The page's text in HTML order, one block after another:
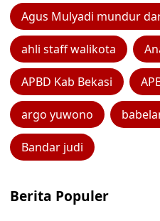
Agus Mulyadi mundur
ahli staff walikota
APBD Kab Bekasi
argo yuwono
Bandar judi
Berita Populer